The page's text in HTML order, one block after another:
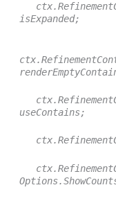
isExpanded;
useContains;